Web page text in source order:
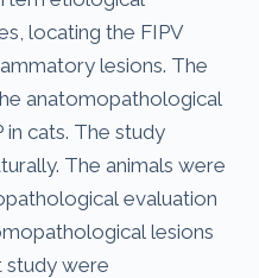
locating the FIPV
lesions. The
anatomopathological
in cats. The study
The animals were
evaluation
lesions
study were